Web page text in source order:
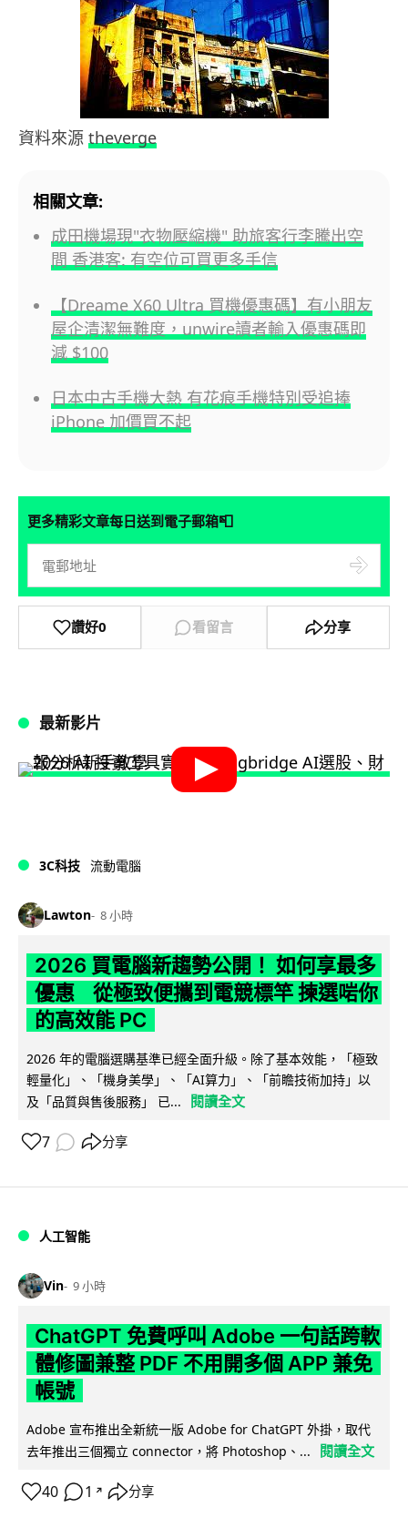
資料來源 theverge
相關文章:
成田機場現"衣物壓縮機" 助旅客行李騰出空
間 香港客: 有空位可買更多手信
【Dreame X60 Ultra 買機優惠碼】有小朋友
屋企清潔無難度，unwire讀者輸入優惠碼即
減 $100
日本中古手機大熱 有花痕手機特別受追捧
iPhone 加價買不起
更多精彩文章每日送到電子郵箱📮
讚好0 看留言 分享
最新影片
3C科技 流動電腦
Lawton 8 小時
2026 買電腦新趨勢公開！ 如何享最多
優惠 從極致便攜到電競標竿 揀選啱你
的高效能 PC
2026 年的電腦選購基準已經全面升級。除了基本效能，「極致
輕量化」、「機身美學」、「AI算力」、「前瞻技術加持」以
及「品質與售後服務」 已...
閱讀全文
7 分享
人工智能
Vin 9 小時
ChatGPT 免費呼叫 Adobe 一句話跨軟
體修圖兼整 PDF 不用開多個 APP 兼免
帳號
Adobe 宣布推出全新統一版 Adobe for ChatGPT 外掛，取代
去年推出三個獨立 connector，將 Photoshop、...
閱讀全文
40 1 ↗ 分享